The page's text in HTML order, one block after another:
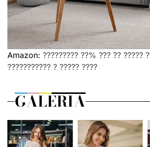
Amazon: ????????? ??% ??? ?? ?????
??????????? ? ????? ????
GALERIA